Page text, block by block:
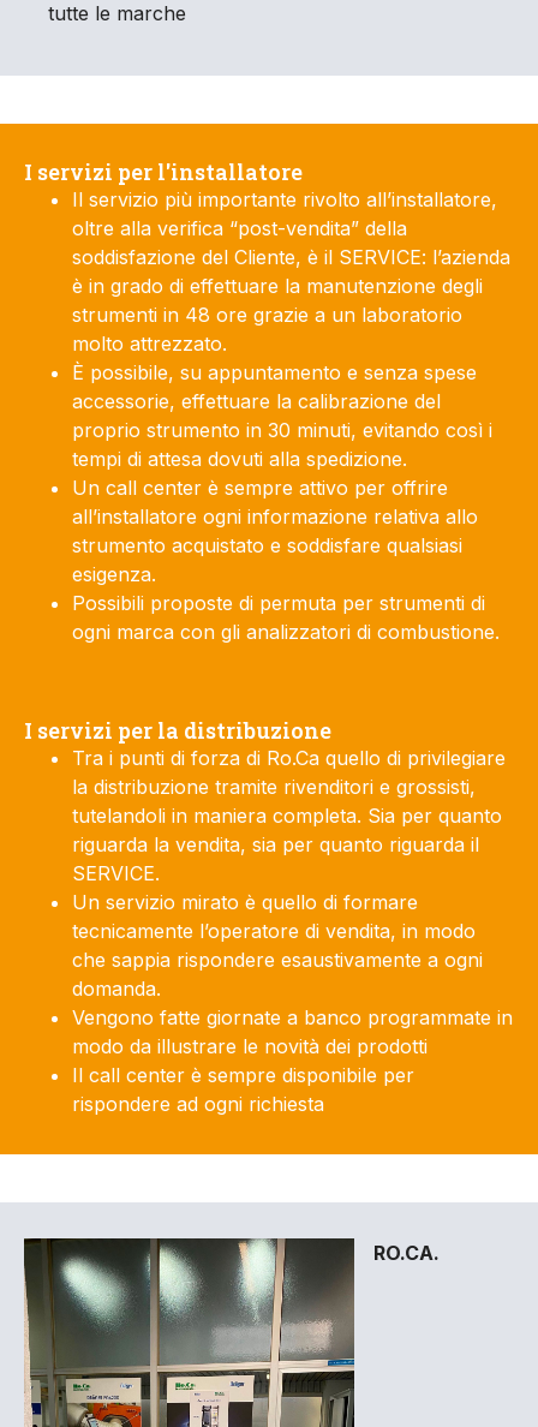
tutte le marche
I servizi per l'installatore
Il servizio più importante rivolto all’installatore,
oltre alla verifica “post-vendita” della
soddisfazione del Cliente, è il SERVICE: l’azienda
è in grado di effettuare la manutenzione degli
strumenti in 48 ore grazie a un laboratorio
molto attrezzato.
È possibile, su appuntamento e senza spese
accessorie, effettuare la calibrazione del
proprio strumento in 30 minuti, evitando così i
tempi di attesa dovuti alla spedizione.
Un call center è sempre attivo per offrire
all’installatore ogni informazione relativa allo
strumento acquistato e soddisfare qualsiasi
esigenza.
Possibili proposte di permuta per strumenti di
ogni marca con gli analizzatori di combustione.
I servizi per la distribuzione
Tra i punti di forza di Ro.Ca quello di privilegiare
la distribuzione tramite rivenditori e grossisti,
tutelandoli in maniera completa. Sia per quanto
riguarda la vendita, sia per quanto riguarda il
SERVICE.
Un servizio mirato è quello di formare
tecnicamente l’operatore di vendita, in modo
che sappia rispondere esaustivamente a ogni
domanda.
Vengono fatte giornate a banco programmate in
modo da illustrare le novità dei prodotti
Il call center è sempre disponibile per
rispondere ad ogni richiesta
RO.CA.